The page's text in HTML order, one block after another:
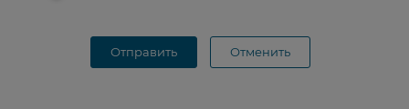
Отправить Отменить